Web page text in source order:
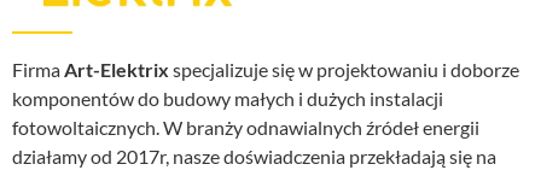
FirmaArt-Elektrix specjalizuje się w projektowaniu i doborze
komponentów do budowy małych i dużych instalacji
fotowoltaicznych. W branży odnawialnych źródeł energii
działamy od 2017r, nasze doświadczenia przekładają się na